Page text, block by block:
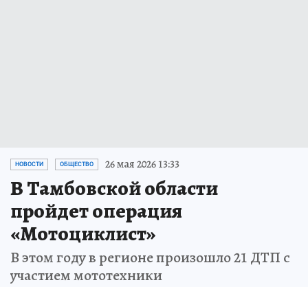
НОВОСТИ ОБЩЕСТВО 26 мая 2026 13:33
В Тамбовской области
пройдет операция
«Мотоциклист»
В этом году в регионе произошло 21 ДТП с
участием мототехники